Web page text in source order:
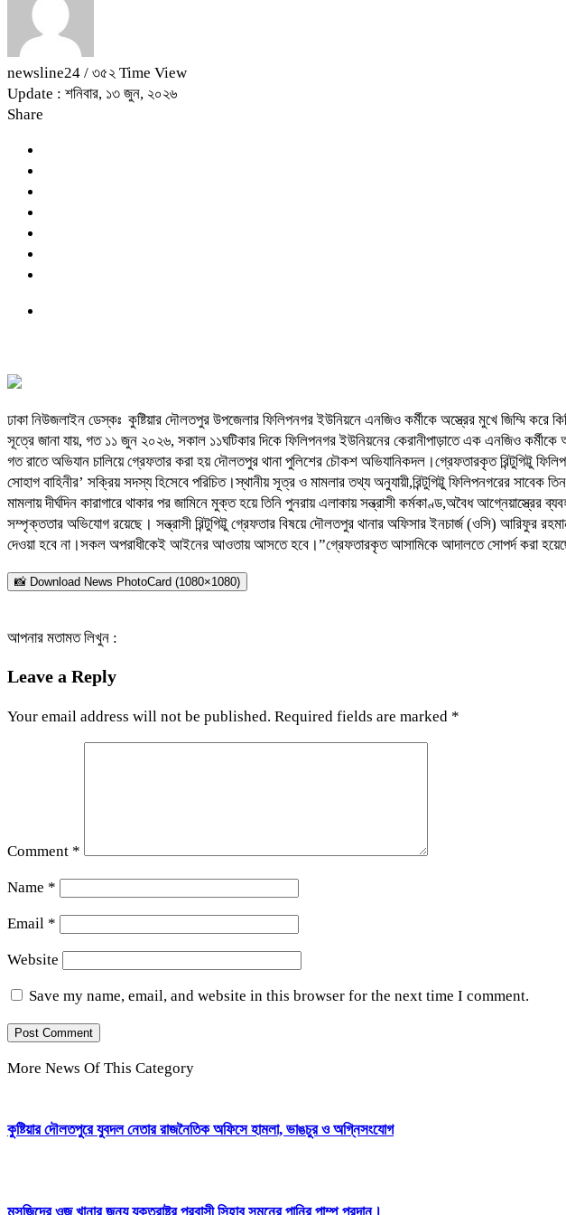
newsline24 / ৩৫২ Time View
Update : শনিবার, ১৩ জুন, ২০২৬
Share
ঢাকা নিউজলাইন ডেস্কঃ কুষ্টিয়ার দৌলতপুর উপজেলার ফিলিপনগর ইউনিয়নে এনজিও কর্মীকে অস্ত্রের মুখে জিম্মি
সূত্রে জানা যায়, গত ১১ জুন ২০২৬, সকাল ১১ঘটিকার দিকে ফিলিপনগর ইউনিয়নের কেরানীপাড়াতে এক এনজিও কর্মীকে
গত রাতে অভিযান চালিয়ে গ্রেফতার করা হয় দৌলতপুর থানা পুলিশের চৌকশ অভিযানিকদল।গ্রেফতারকৃত রিন্টুগিট্টু
সোহাগ বাহিনীর’ সক্রিয় সদস্য হিসেবে পরিচিত।স্থানীয় সূত্র ও মামলার তথ্য অনুযায়ী,রিন্টুগিট্টু ফিলিপনগরের সাবেক
মামলায় দীর্ঘদিন কারাগারে থাকার পর জামিনে মুক্ত হয়ে তিনি পুনরায় এলাকায় সন্ত্রাসী কর্মকাণ্ড,অবৈধ
সম্পৃক্ততার অভিযোগ রয়েছে। সন্ত্রাসী রিন্টুগিট্টু গ্রেফতার বিষয়ে দৌলতপুর থানার অফিসার ইনচার্জ (ওসি)
দেওয়া হবে না।সকল অপরাধীকেই আইনের আওতায় আসতে হবে।”গ্রেফতারকৃত আসামিকে আদালতে সোপর্দ করা
📸 Download News PhotoCard (1080×1080)
আপনার মতামত লিখুন :
Leave a Reply
Your email address will not be published. Required fields are marked *
Comment *
Name *
Email *
Website
Save my name, email, and website in this browser for the next time I comment.
More News Of This Category
কুষ্টিয়ার দৌলতপুরে যুবদল নেতার রাজনৈতিক অফিসে হামলা, ভাঙচুর ও অগ্নিসংযোগ